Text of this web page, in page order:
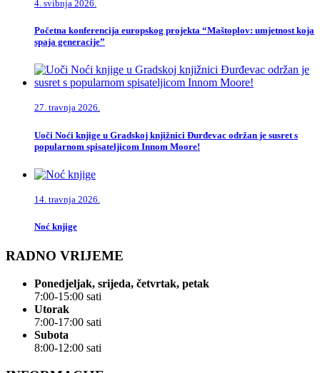
4. svibnja 2026.
Početna konferencija europskog projekta “Maštoplov: umjetnost koja
spaja generacije”
27. travnja 2026.
Uoči Noći knjige u Gradskoj knjižnici Đurđevac održan je susret s
popularnom spisateljicom Innom Moore!
14. travnja 2026.
Noć knjige
RADNO VRIJEME
Ponedjeljak, srijeda, četvrtak, petak
7:00-15:00 sati
Utorak
7:00-17:00 sati
Subota
8:00-12:00 sati